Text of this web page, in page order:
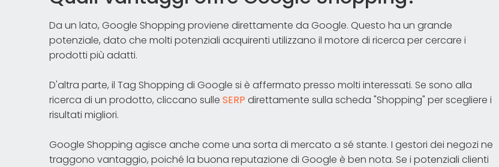
Da un lato, Google Shopping proviene direttamente da Google. Questo ha un grande
potenziale, dato che molti potenziali acquirenti utilizzano il motore di ricerca per cercare i
prodotti più adatti.
D'altra parte, il Tag Shopping di Google si è affermato presso molti interessati. Se sono alla
ricerca di un prodotto, cliccano sulle SERP direttamente sulla scheda "Shopping" per scegliere i
risultati migliori.
Google Shopping agisce anche come una sorta di mercato a sé stante. I gestori dei negozi ne
traggono vantaggio, poiché la buona reputazione di Google è ben nota. Se i potenziali clienti